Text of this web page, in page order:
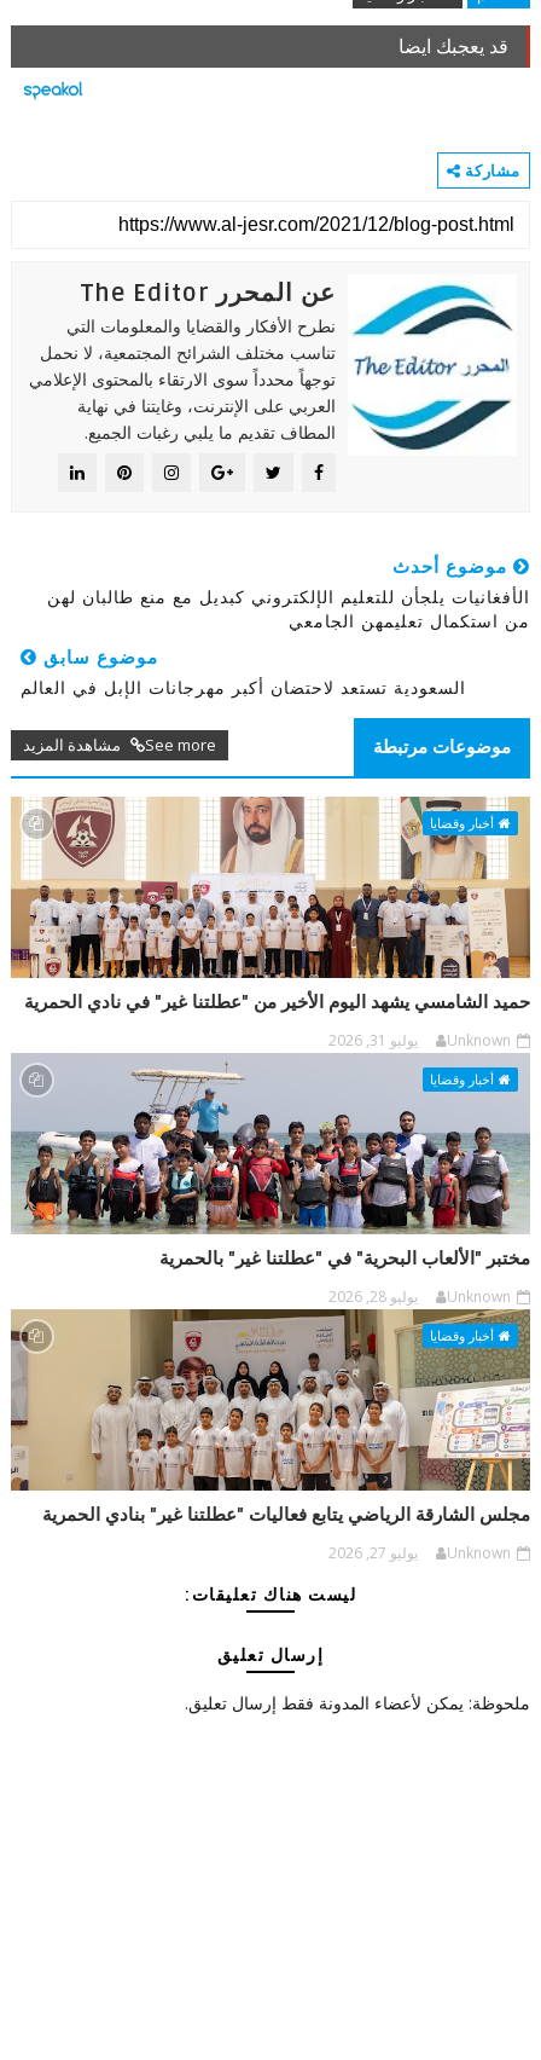
قد يعجبك ايضا
مشاركة
عن المحرر The Editor
نطرح الأفكار والقضايا والمعلومات التي
تناسب مختلف الشرائح المجتمعية، لا نحمل
توجهاً محدداً سوى الارتقاء بالمحتوى الإعلامي
العربي على الإنترنت، وغايتنا في نهاية
المطاف تقديم ما يلبي رغبات الجميع.
موضوع أحدث
الأفغانيات يلجأن للتعليم الإلكتروني كبديل مع منع طالبان لهن
من استكمال تعليمهن الجامعي
موضوع سابق
السعودية تستعد لاحتضان أكبر مهرجانات الإبل في العالم
موضوعات مرتبطة See more مشاهدة المزيد
أخبار وقضايا
حميد الشامسي يشهد اليوم الأخير من "عطلتنا غير" في نادي الحمرية
Unknown يوليو 31, 2026
أخبار وقضايا
مختبر "الألعاب البحرية" في "عطلتنا غير" بالحمرية
Unknown يوليو 28, 2026
أخبار وقضايا
مجلس الشارقة الرياضي يتابع فعاليات "عطلتنا غير" بنادي الحمرية
Unknown يوليو 27, 2026
ليست هناك تعليقات:
إرسال تعليق
ملحوظة: يمكن لأعضاء المدونة فقط إرسال تعليق.